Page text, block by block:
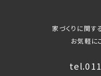
家づくりに関す
お気軽に